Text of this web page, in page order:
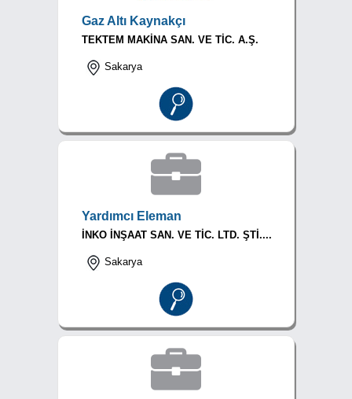
Gaz Altı Kaynakçı
TEKTEM MAKİNA SAN. VE TİC. A.Ş.
Sakarya
Yardımcı Eleman
İNKO İNŞAAT SAN. VE TİC. LTD. ŞTİ....
Sakarya